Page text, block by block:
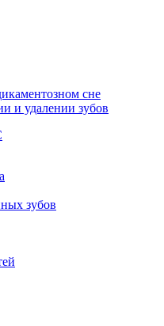
сне
и удалении зубов
зубов